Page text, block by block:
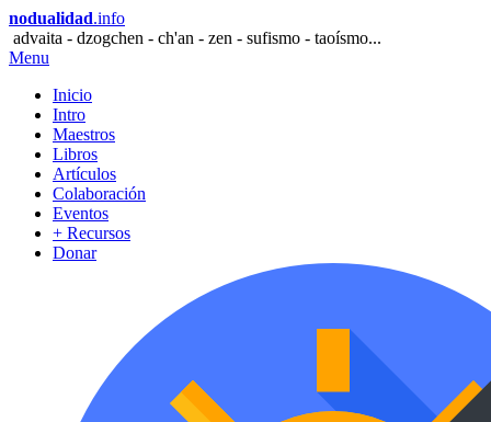
nodualidad.info
advaita - dzogchen - ch'an - zen - sufismo - taoísmo...
Menu
Inicio
Intro
Maestros
Libros
Artículos
Colaboración
Eventos
+ Recursos
Donar